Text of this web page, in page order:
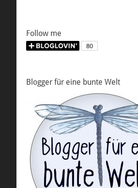
Follow me
Blogger für eine bunte Welt